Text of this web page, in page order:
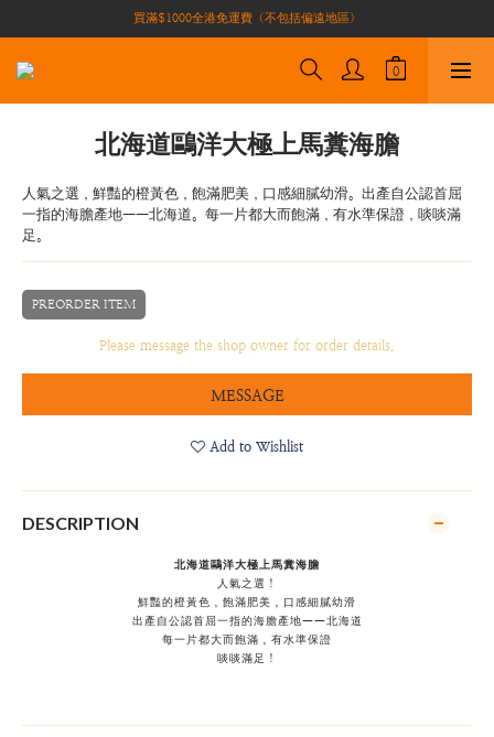
買滿$1000全港免運費（不包括偏遠地區）
買滿$1000全港免運費（不包括偏遠地區）
加入會員即有10積分 （積分可作現金下次使用）| 全港免運費🚚
買滿$1000全港免運費（不包括偏遠地區）
北海道鷗洋大極上馬糞海膽
人氣之選，鮮豔的橙黃色，飽滿肥美，口感細膩幼滑。出產自公認首屈
一指的海膽產地——北海道。每一片都大而飽滿，有水準保證，啖啖滿
足。
PREORDER ITEM
Please message the shop owner for order details.
MESSAGE
Add to Wishlist
DESCRIPTION
北海道鷗洋大極上馬糞海膽
人氣之選！
鮮豔的橙黃色，飽滿肥美，口感細膩幼滑
出產自公認首屈一指的海膽產地——北海道
每一片都大而飽滿，有水準保證
啖啖滿足！